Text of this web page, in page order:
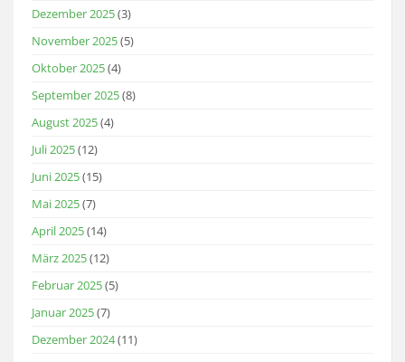
Dezember 2025(3)
November 2025(5)
Oktober 2025(4)
September 2025(8)
August 2025(4)
Juli 2025(12)
Juni 2025(15)
Mai 2025(7)
April 2025(14)
März 2025(12)
Februar 2025(5)
Januar 2025(7)
Dezember 2024(11)